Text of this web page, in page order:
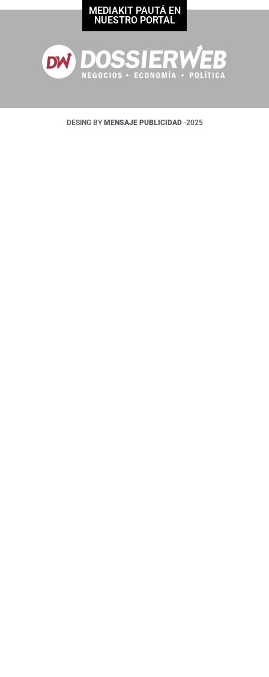
MEDIAKIT PAUTÁ EN
NUESTRO PORTAL
DESING BY MENSAJE PUBLICIDAD -2025